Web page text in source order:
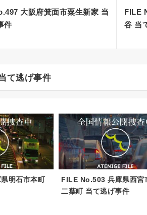
大阪府箕面市粟生新家 当
件
FILE
谷 当
て逃げ事件
明石市本町
FILE No.503 兵庫県西宮
二葉町 当て逃げ事件